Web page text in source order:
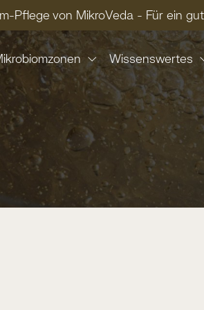
Pflege von MikroVeda - Für ein
Versandkostenfrei ab 59
Wissenswertes